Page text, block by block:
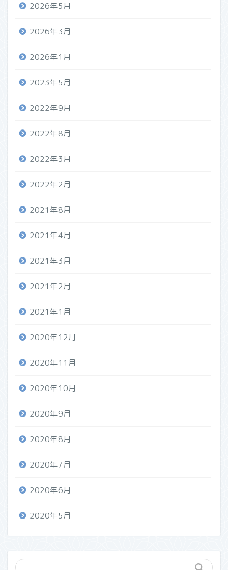
2026年5月
2026年3月
2026年1月
2023年5月
2022年9月
2022年8月
2022年3月
2022年2月
2021年8月
2021年4月
2021年3月
2021年2月
2021年1月
2020年12月
2020年11月
2020年10月
2020年9月
2020年8月
2020年7月
2020年6月
2020年5月